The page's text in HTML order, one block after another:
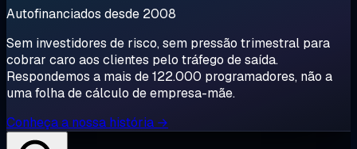
Autofinanciados desde 2008
Sem investidores de risco, sem pressão trimestral para
cobrar caro aos clientes pelo tráfego de saída.
Respondemos a mais de 122.000 programadores, não a
uma folha de cálculo de empresa-mãe.
Conheça a nossa história →